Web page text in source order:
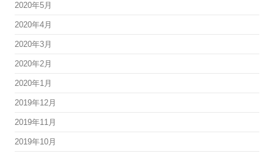
2020年5月
2020年4月
2020年3月
2020年2月
2020年1月
2019年12月
2019年11月
2019年10月